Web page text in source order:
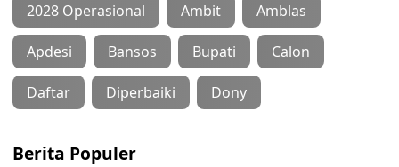
2028 Operasional Ambit Amblas
Apdesi Bansos Bupati Calon
Daftar Diperbaiki Dony
Berita Populer